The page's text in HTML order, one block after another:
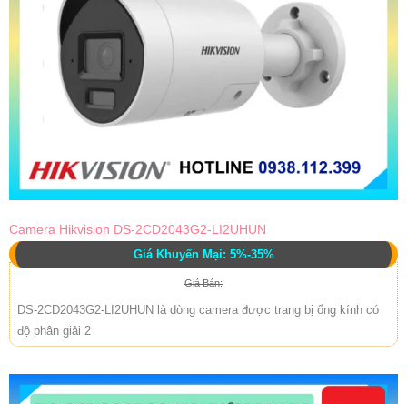
Camera Hikvision DS-2CD2043G2-LI2UHUN
Giá Khuyến Mại: 5%-35%
Giá Bán:
DS-2CD2043G2-LI2UHUN là dòng camera được trang bị ống kính có
độ phân giải 2